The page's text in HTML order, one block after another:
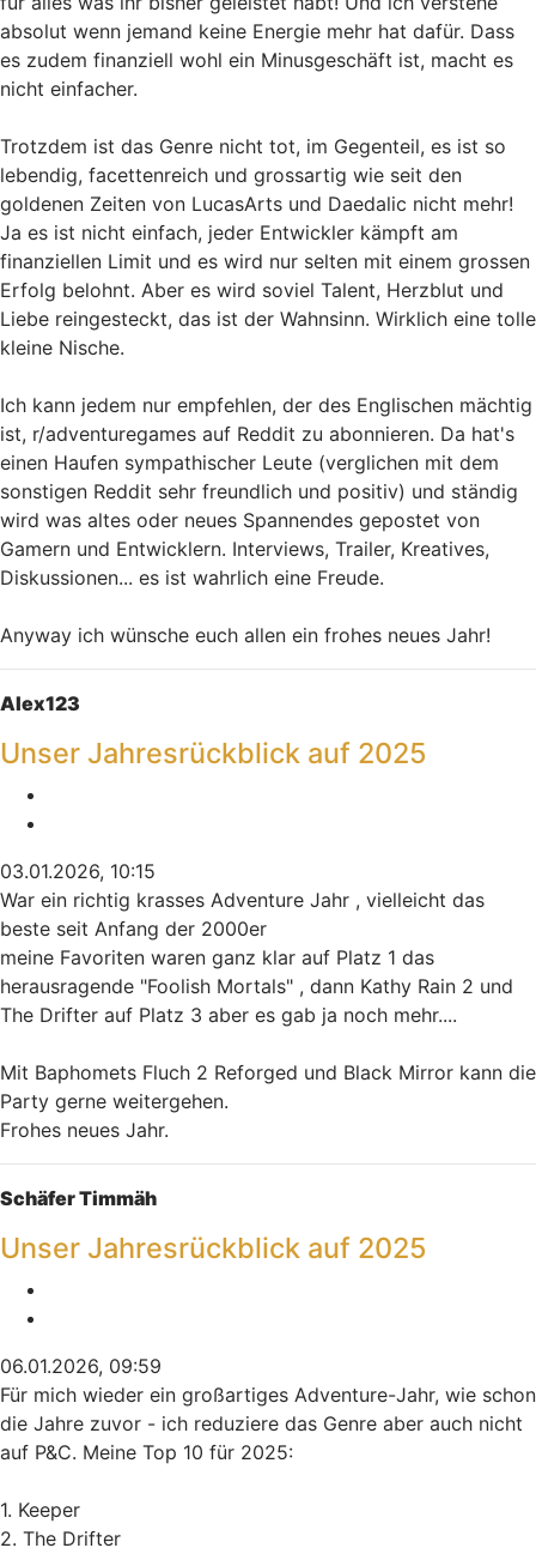
absolut wenn jemand keine Energie mehr hat dafür. Dass
es zudem finanziell wohl ein Minusgeschäft ist, macht es
nicht einfacher.
Trotzdem ist das Genre nicht tot, im Gegenteil, es ist so
lebendig, facettenreich und grossartig wie seit den
goldenen Zeiten von LucasArts und Daedalic nicht mehr!
Ja es ist nicht einfach, jeder Entwickler kämpft am
finanziellen Limit und es wird nur selten mit einem grossen
Erfolg belohnt. Aber es wird soviel Talent, Herzblut und
Liebe reingesteckt, das ist der Wahnsinn. Wirklich eine tolle
kleine Nische.
Ich kann jedem nur empfehlen, der des Englischen mächtig
ist, r/adventuregames auf Reddit zu abonnieren. Da hat's
einen Haufen sympathischer Leute (verglichen mit dem
sonstigen Reddit sehr freundlich und positiv) und ständig
wird was altes oder neues Spannendes gepostet von
Gamern und Entwicklern. Interviews, Trailer, Kreatives,
Diskussionen... es ist wahrlich eine Freude.
Anyway ich wünsche euch allen ein frohes neues Jahr!
Nach oben
Alex123
Unser Jahresrückblick auf 2025
03.01.2026, 10:15
War ein richtig krasses Adventure Jahr , vielleicht das
beste seit Anfang der 2000er
meine Favoriten waren ganz klar auf Platz 1 das
herausragende "Foolish Mortals" , dann Kathy Rain 2 und
The Drifter auf Platz 3 aber es gab ja noch mehr....
Mit Baphomets Fluch 2 Reforged und Black Mirror kann die
Party gerne weitergehen.
Frohes neues Jahr.
Nach oben
Schäfer Timmäh
Unser Jahresrückblick auf 2025
06.01.2026, 09:59
Für mich wieder ein großartiges Adventure-Jahr, wie schon
die Jahre zuvor - ich reduziere das Genre aber auch nicht
auf P&C. Meine Top 10 für 2025:
1. Keeper
2. The Drifter